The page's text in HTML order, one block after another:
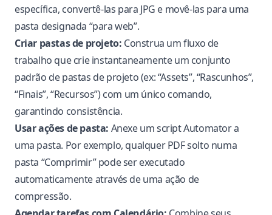
específica, convertê-las para JPG e movê-las para uma
pasta designada “para web”.
Criar pastas de projeto: Construa um fluxo de
trabalho que crie instantaneamente um conjunto
padrão de pastas de projeto (ex: “Assets”, “Rascunhos”,
“Finais”, “Recursos”) com um único comando,
garantindo consistência.
Usar ações de pasta: Anexe um script Automator a
uma pasta. Por exemplo, qualquer PDF solto numa
pasta “Comprimir” pode ser executado
automaticamente através de uma ação de
compressão.